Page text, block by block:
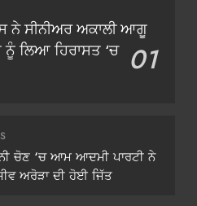
ਨੇ ਸੀਨੀਅਰ ਅਕਾਲੀ ਆਗੂ
ਲਿਆ ਹਿਰਾਸਤ ‘ਚ 01
ਚੋਣ ‘ਚ ਆਮ ਆਦਮੀ ਪਾਰਟੀ ਨੇ
ਅਰੋੜਾ ਦੀ ਹੋਈ ਜਿੱਤ